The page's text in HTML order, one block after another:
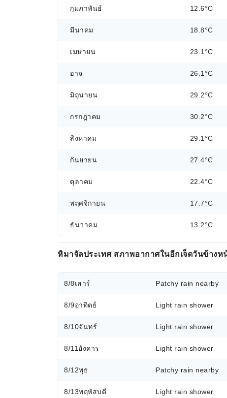
กุมภาพันธ์ 12.6°C
มีนาคม 18.8°C
เมษายน 23.1°C
อาจ 26.1°C
มิถุนายน 29.2°C
กรกฎาคม 30.2°C
สิงหาคม 29.1°C
กันยายน 27.4°C
ตุลาคม 22.4°C
พฤศจิกายน 17.7°C
ธันวาคม 13.2°C
หิมาจัลประเทศ สภาพอากาศในอีกเจ็ดวันข้างห
8/8เสาร์ Patchy rain nearby
8/9อาทิตย์ Light rain shower
8/10จันทร์ Light rain shower
8/11 อังคาร Light rain shower
8/12พุธ Patchy rain nearby
8/13พฤหัสบดี Light rain shower